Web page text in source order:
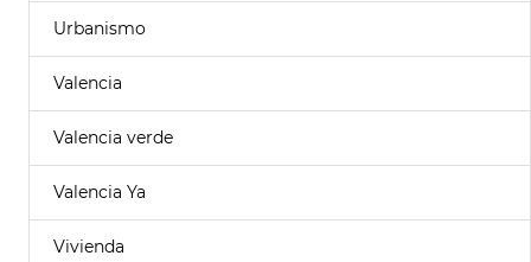
Urbanismo
Valencia
Valencia verde
Valencia Ya
Vivienda